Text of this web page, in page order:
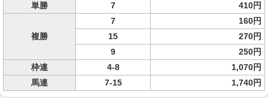
単勝 7 410円
複勝
7
160円
15
270円
9
250円
枠連
4-8
1,070円
馬連
7-15 1,740円